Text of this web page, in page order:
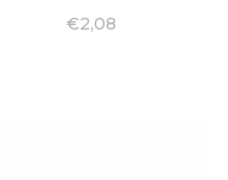
€2,08